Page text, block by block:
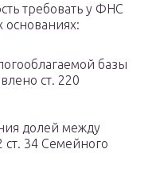
требовать у ФНС
базы
ст. 220
долей между
ст. 34 Семейного